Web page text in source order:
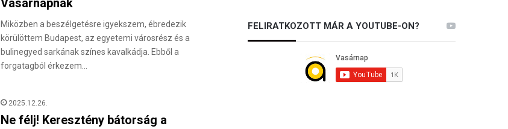
Vasárnapnak
Miközben a beszélgetésre igyekszem, ébredezik
körülöttem Budapest, az egyetemi városrész és a
bulinegyed sarkának színes kavalkádja. Ebből a
forgatagból érkezem…
2025.12.26.
Ne félj! Keresztény bátorság a
FELIRATKOZOTT MÁR A YOUTUBE-ON?